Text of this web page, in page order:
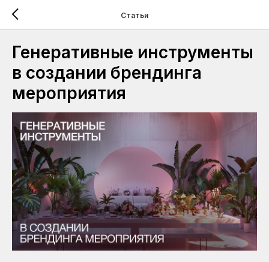
Статьи
Генеративные инструменты
в создании брендинга
мероприятия